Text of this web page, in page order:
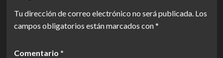
Tu dirección de correo electrónico no será publicada. Los
campos obligatorios están marcados con*
Comentario *